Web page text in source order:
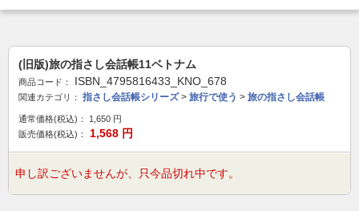
(旧版)旅の指さし会話帳11ベトナム
商品コード： ISBN_4795816433_KNO_678
関連カテゴリ： 指さし会話帳シリーズ> 旅行で使う > 旅の指さし会話帳
通常価格(税込)： 1,650 円
販売価格(税込)：
1,568 円
申し訳ございませんが、只今品切れ中です。